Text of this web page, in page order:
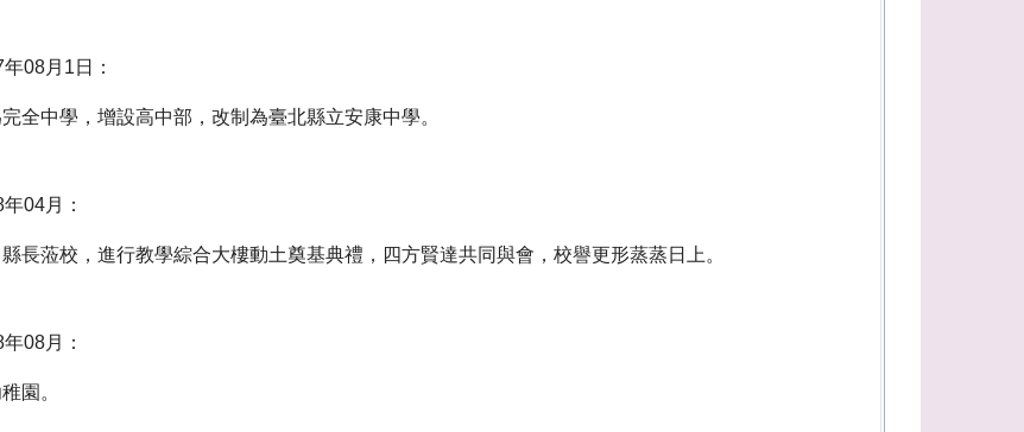
08月1日：
全中學，增設高中部，改制為臺北縣立安康中學。
04月：
長蒞校，進行教學綜合大樓動土奠基典禮，四方賢達共同與會，校譽更形蒸蒸日上。
08月：
園。